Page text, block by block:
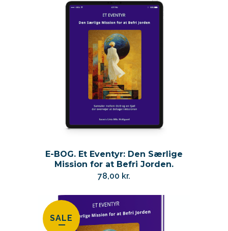
var:
264,00 kr..
er:
219,00 kr..
E-BOG. Et Eventyr: Den Særlige
Mission for at Befri Jorden.
78,00 kr.
SALE